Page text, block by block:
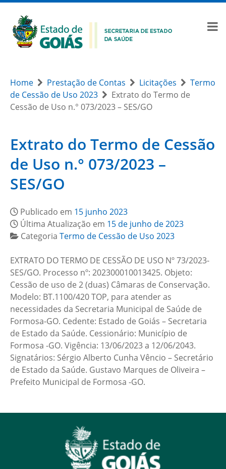
Home Prestação de Contas Licitações
Termo
de Cessão de Uso 2023
Extrato do Termo de
Cessão de Uso n.° 073/2023 – SES/GO
Extrato do Termo de Cessão
de Uso n.° 073/2023 –
SES/GO
Publicado em 15 junho 2023
Última Atualização em 15 de junho de 2023
Categoria Termo de Cessão de Uso 2023
EXTRATO DO TERMO DE CESSÃO DE USO Nº 73/2023-
SES/GO. Processo nº: 202300010013425. Objeto:
Cessão de uso de 2 (duas) Câmaras de Conservação.
Modelo: BT.1100/420 TOP, para atender as
necessidades da Secretaria Municipal de Saúde de
Formosa-GO. Cedente: Estado de Goiás – Secretaria
de Estado da Saúde. Cessionário: Município de
Formosa -GO. Vigência: 13/06/2023 a 12/06/2043.
Signatários: Sérgio Alberto Cunha Vêncio – Secretário
de Estado da Saúde. Gustavo Marques de Oliveira –
Prefeito Municipal de Formosa -GO.